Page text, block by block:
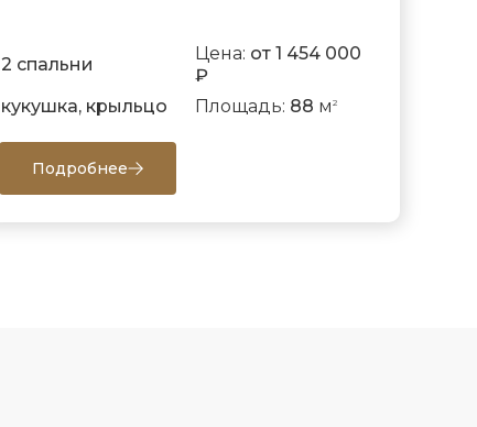
2 спальни
Цена: от 1 454 000
₽
кукушка, крыльцо
Площадь: 88 м 2
Подробнее